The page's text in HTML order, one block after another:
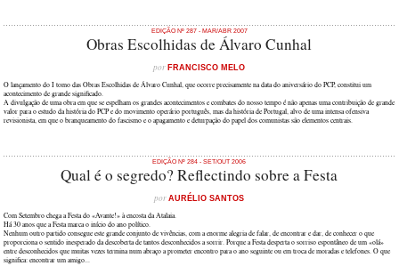
EDIÇÃO Nº 287 - MAR/ABR 2007
Obras Escolhidas de Álvaro Cunhal
porFRANCISCO MELO
O lançamento do I tomo das Obras Escolhidas de Álvaro Cunhal, que ocorre precisamente na data do aniversário do PCP, constitui um
acontecimento de grande significado.
A divulgação de uma obra em que se espelham os grandes acontecimentos e combates do nosso tempo é não apenas uma contribuição de grande
valor para o estudo da história do PCP e do movimento operário português, mas da história de Portugal, alvo de uma intensa ofensiva
revisionista, em que o branqueamento do fascismo e o apagamento e deturpação do papel dos comunistas são elementos centrais.
EDIÇÃO Nº 284 - SET/OUT 2006
Qual é o segredo? Reflectindo sobre a Festa
porAURÉLIO SANTOS
Com Setembro chega a Festa do «Avante!» à encosta da Atalaia.
Há 30 anos que a Festa marca o início do ano político.
Nenhum outro partido consegue este grande conjunto de vivências, com a enorme alegria de falar, de encontrar e dar, de conhecer o que
proporciona o sentido inesperado da descoberta de tantos desconhecidos a sorrir. Porque a Festa desperta o sorriso espontâneo de um «olá»
entre desconhecidos que muitas vezes termina num abraço a prometer encontro para o ano seguinte ou em troca de moradas e telefones. O que
significa: encontrar um amigo...